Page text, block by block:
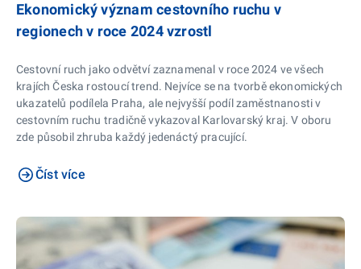
Ekonomický význam cestovního ruchu v
regionech v roce 2024 vzrostl
Cestovní ruch jako odvětví zaznamenal v roce 2024 ve všech
krajích Česka rostoucí trend. Nejvíce se na tvorbě ekonomických
ukazatelů podílela Praha, ale nejvyšší podíl zaměstnanosti v
cestovním ruchu tradičně vykazoval Karlovarský kraj. V oboru
zde působil zhruba každý jedenáctý pracující.
Číst více